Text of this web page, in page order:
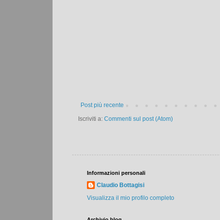
Post più recente
Iscriviti a: Commenti sul post (Atom)
Informazioni personali
Claudio Bottagisi
Visualizza il mio profilo completo